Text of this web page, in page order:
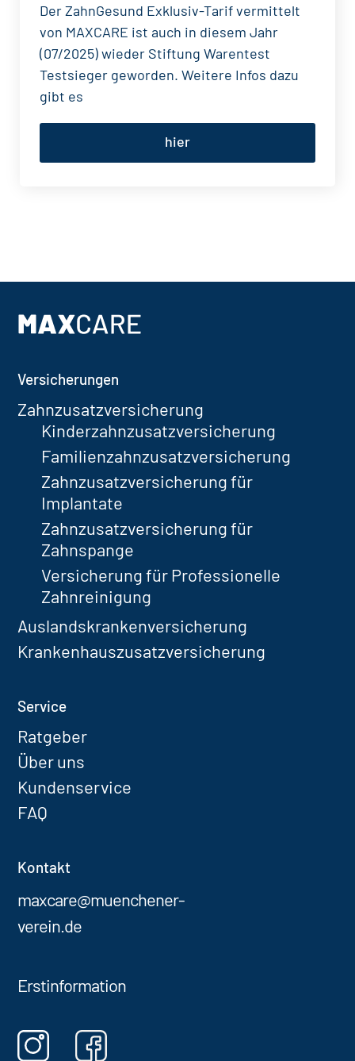
Der ZahnGesund Exklusiv-Tarif vermittelt
von MAXCARE ist auch in diesem Jahr
(07/2025) wieder Stiftung Warentest
Testsieger geworden. Weitere Infos dazu
gibt es
hier
Versicherungen
Zahnzusatzversicherung
Kinderzahnzusatzversicherung
Familienzahnzusatzversicherung
Zahnzusatzversicherung für
Implantate
Zahnzusatzversicherung für
Zahnspange
Versicherung für Professionelle
Zahnreinigung
Auslandskrankenversicherung
Krankenhauszusatzversicherung
Service
Ratgeber
Über uns
Kundenservice
FAQ
Kontakt
maxcare@muenchener-
verein.de
Erstinformation